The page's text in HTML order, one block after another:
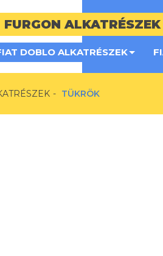
FURGON ALKATRÉSZEK
DOBLO ALKATRÉSZEK
TÜKRÖK